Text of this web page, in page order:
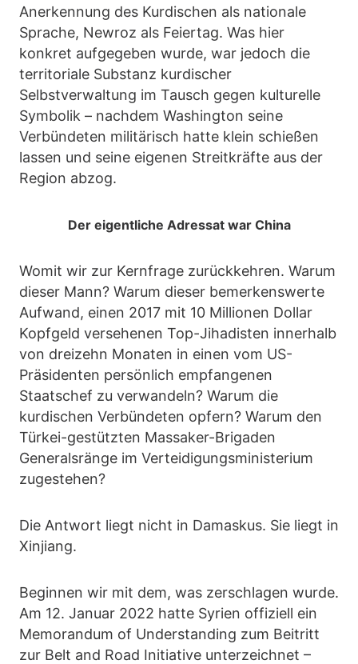
Anerkennung des Kurdischen als nationale
Sprache, Newroz als Feiertag. Was hier
konkret aufgegeben wurde, war jedoch die
territoriale Substanz kurdischer
Selbstverwaltung im Tausch gegen kulturelle
Symbolik – nachdem Washington seine
Verbündeten militärisch hatte klein schießen
lassen und seine eigenen Streitkräfte aus der
Region abzog.
Der eigentliche Adressat war China
Womit wir zur Kernfrage zurückkehren. Warum
dieser Mann? Warum dieser bemerkenswerte
Aufwand, einen 2017 mit 10 Millionen Dollar
Kopfgeld versehenen Top-Jihadisten innerhalb
von dreizehn Monaten in einen vom US-
Präsidenten persönlich empfangenen
Staatschef zu verwandeln? Warum die
kurdischen Verbündeten opfern? Warum den
Türkei-gestützten Massaker-Brigaden
Generalsränge im Verteidigungsministerium
zugestehen?
Die Antwort liegt nicht in Damaskus. Sie liegt in
Xinjiang.
Beginnen wir mit dem, was zerschlagen wurde.
Am 12. Januar 2022 hatte Syrien offiziell ein
Memorandum of Understanding zum Beitritt
zur Belt and Road Initiative unterzeichnet –